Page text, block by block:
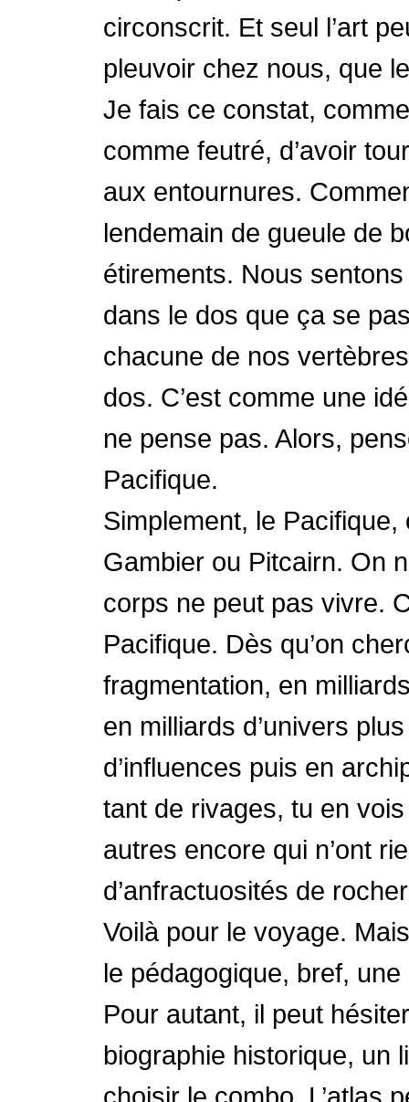
circonscrit. Et seul l’art
pleuvoir chez nous, que
Je fais ce constat,
comme feutré, d’avoir
aux entournures.
lendemain de gueule de
étirements. Nous
dans le dos que ça se
chacune de nos
dos. C’est comme une
ne pense pas. Alors,
Pacifique.
Simplement, le
Gambier ou Pitcairn. On
corps ne peut pas vivre.
Pacifique. Dès qu’on
fragmentation, en
en milliards d’univers
d’influences puis en
tant de rivages, tu en
autres encore qui n’ont
d’anfractuosités de
Voilà pour le voyage.
le pédagogique, bref,
Pour autant, il peut
biographie historique, un